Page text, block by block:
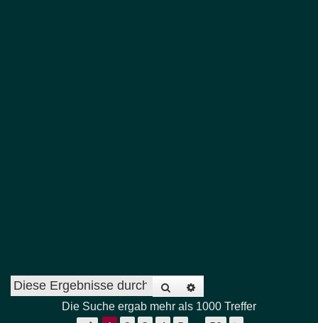
Suche
Die Suche ergab mehr als 1000 Treffer